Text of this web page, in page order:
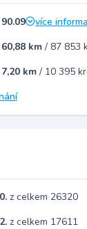
90.09
více
60,88 km / 87 853
7,20 km / 10 395
z celkem 26320
z celkem 17611